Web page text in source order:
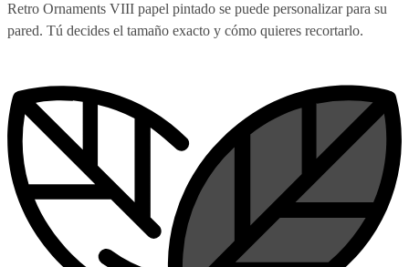
Retro Ornaments VIII papel pintado se puede personalizar para su
pared. Tú decides el tamaño exacto y cómo quieres recortarlo.